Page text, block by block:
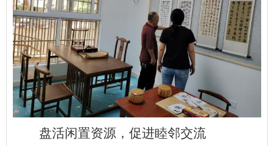
盘活闲置资源，促进睦邻交流